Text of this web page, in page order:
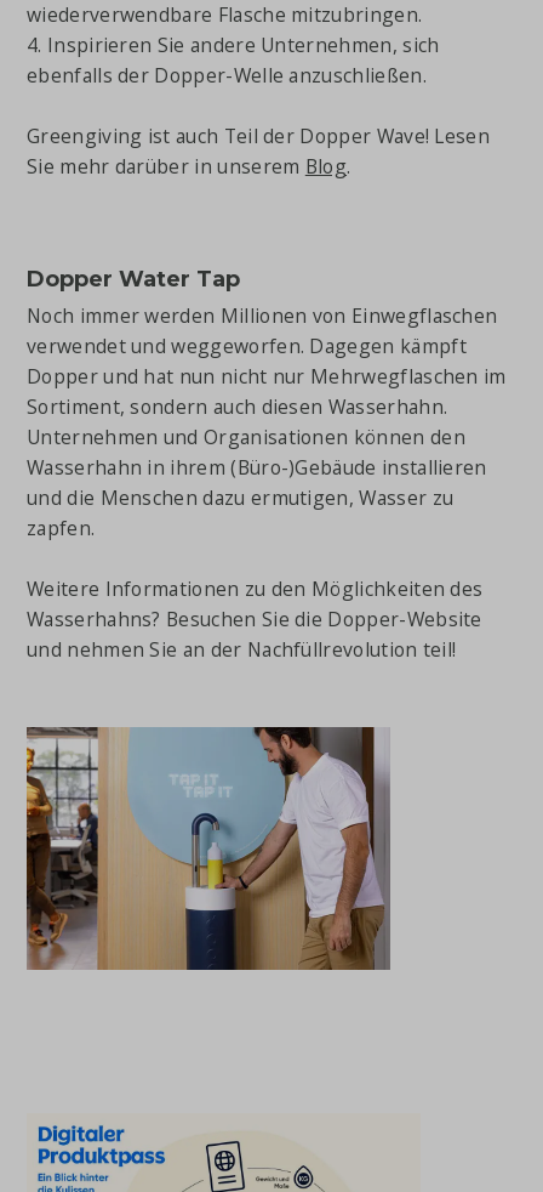
wiederverwendbare Flasche mitzubringen.
4. Inspirieren Sie andere Unternehmen, sich
ebenfalls der Dopper-Welle anzuschließen.
Greengiving ist auch Teil der Dopper Wave! Lesen
Sie mehr darüber in unserem Blog.
Dopper Water Tap
Noch immer werden Millionen von Einwegflaschen
verwendet und weggeworfen. Dagegen kämpft
Dopper und hat nun nicht nur Mehrwegflaschen im
Sortiment, sondern auch diesen Wasserhahn.
Unternehmen und Organisationen können den
Wasserhahn in ihrem (Büro-)Gebäude installieren
und die Menschen dazu ermutigen, Wasser zu
zapfen.
Weitere Informationen zu den Möglichkeiten des
Wasserhahns? Besuchen Sie die Dopper-Website
und nehmen Sie an der Nachfüllrevolution teil!